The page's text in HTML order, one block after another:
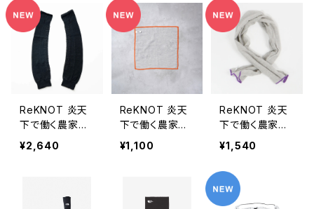
ReKNOT 炎天
下で働く農家が
つくったアームカ
バー
¥2,640
ReKNOT 炎天
下で働く農家が
つくった手ぬぐい
ハンカチ
¥1,100
ReKNOT 炎天
下で働く農家が
つくった手ぬぐい
タオル
¥1,540